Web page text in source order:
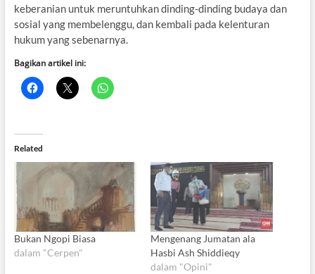
keberanian untuk meruntuhkan dinding-dinding budaya dan
sosial yang membelenggu, dan kembali pada kelenturan
hukum yang sebenarnya.
Bagikan artikel ini:
Related
Bukan Ngopi Biasa
dalam "Cerpen"
Mengenang Jumatan ala
Hasbi Ash Shiddieqy
dalam "Opini"